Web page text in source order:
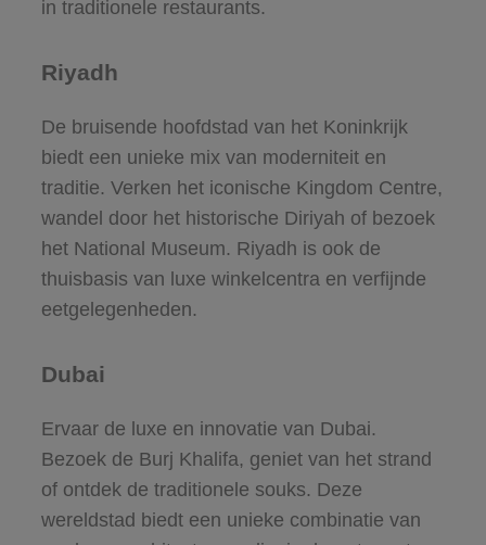
in traditionele restaurants.
Riyadh
De bruisende hoofdstad van het Koninkrijk
biedt een unieke mix van moderniteit en
traditie. Verken het iconische Kingdom Centre,
wandel door het historische Diriyah of bezoek
het National Museum. Riyadh is ook de
thuisbasis van luxe winkelcentra en verfijnde
eetgelegenheden.
Dubai
Ervaar de luxe en innovatie van Dubai.
Bezoek de Burj Khalifa, geniet van het strand
of ontdek de traditionele souks. Deze
wereldstad biedt een unieke combinatie van